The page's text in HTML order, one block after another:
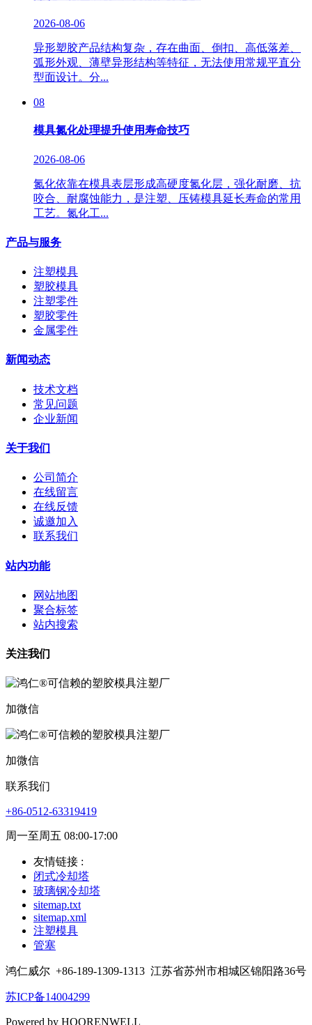
2026-08-06
异形塑胶产品结构复杂，存在曲面、倒扣、高低落差、
弧形外观、薄壁异形结构等特征，无法使用常规平直分
型面设计。分...
08
模具氮化处理提升使用寿命技巧
2026-08-06
氮化依靠在模具表层形成高硬度氮化层，强化耐磨、抗
咬合、耐腐蚀能力，是注塑、压铸模具延长寿命的常用
工艺。氮化工...
产品与服务
注塑模具
塑胶模具
注塑零件
塑胶零件
金属零件
新闻动态
技术文档
常见问题
企业新闻
关于我们
公司简介
在线留言
在线反馈
诚邀加入
联系我们
站内功能
网站地图
聚合标签
站内搜索
关注我们
加微信
加微信
联系我们
+86-0512-63319419
周一至周五 08:00-17:00
友情链接 :
闭式冷却塔
玻璃钢冷却塔
sitemap.txt
sitemap.xml
注塑模具
管塞
鸿仁威尔 +86-189-1309-1313 江苏省苏州市相城区锦阳路36号
苏ICP备14004299
Powered by HOORENWELL